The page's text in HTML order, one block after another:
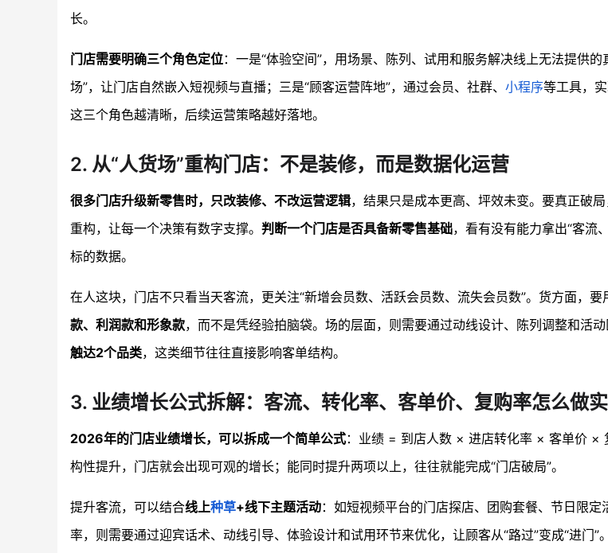
长。
门店需要明确三个角色定位：一是“体验空间”，用场景、陈列、试用和服务解决线上无法提供
场”，让门店自然嵌入短视频与直播；三是“顾客运营阵地”，通过会员、社群、 小程序等工具，
这三个角色越清晰，后续运营策略越好落地。
2. 从“人货场”重构门店：不是装修，而是数据化运营
很多门店升级新零售时，只改装修、不改运营逻辑，结果只是成本更高、坪效未变。要真正破
重构，让每一个决策有数字支撑。 判断一个门店是否具备新零售基础，看有没有能力拿出“客流
标的数据。
在人这块，门店不只看当天客流，更关注“新增会员数、活跃会员数、流失会员数”。货方面，要
款、利润款和形象款，而不是凭经验拍脑袋。场的层面，则需要通过动线设计、陈列调整和活动
触达2个品类，这类细节往往直接影响客单结构。
3. 业绩增长公式拆解：客流、转化率、客单价、复购率怎么做实
2026年的门店业绩增长，可以拆成一个简单公式：业绩 = 到店人数 × 进店转化率 × 客单价 ×
构性提升，门店就会出现可观的增长；能同时提升两项以上，往往就能完成“门店破局”。
提升客流，可以结合线上种草+线下主题活动：如短视频平台的门店探店、团购套餐、节日限
率，则需要通过迎宾话术、动线引导、体验设计和试用环节来优化，让顾客从“路过”变成“进门”